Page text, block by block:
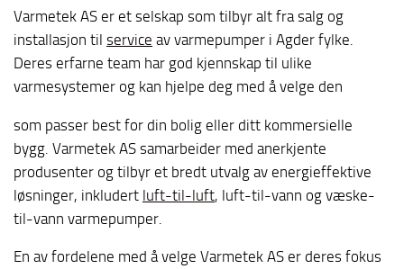
Varmetek AS er et selskap som tilbyr alt fra salg og
installasjon til service av varmepumper i Agder fylke.
Deres erfarne team har god kjennskap til ulike
varmesystemer og kan hjelpe deg med å velge den
som passer best for din bolig eller ditt kommersielle
bygg. Varmetek AS samarbeider med anerkjente
produsenter og tilbyr et bredt utvalg av energieffektive
løsninger, inkludert luft-til-luft, luft-til-vann og væske-
til-vann varmepumper.
En av fordelene med å velge Varmetek AS er deres fokus